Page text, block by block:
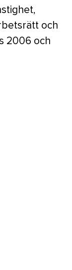
och
2006 och